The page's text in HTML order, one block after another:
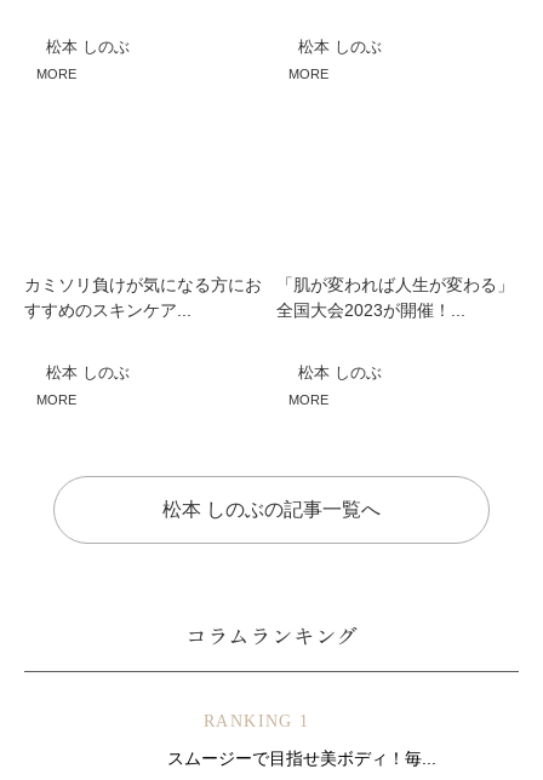
松本 しのぶ
MORE
松本 しのぶ
MORE
カミソリ負けが気になる方にお
すすめのスキンケア...
松本 しのぶ
MORE
「肌が変われば人生が変わる」
全国大会2023が開催！...
松本 しのぶ
MORE
松本 しのぶの記事一覧へ
コラムランキング
RANKING 1
スムージーで目指せ美ボディ！毎...